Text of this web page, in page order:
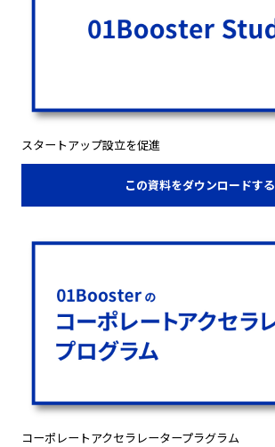
スタートアップ設立を促進
この資料をダウンロードする
コーポレートアクセラレータープラグラム